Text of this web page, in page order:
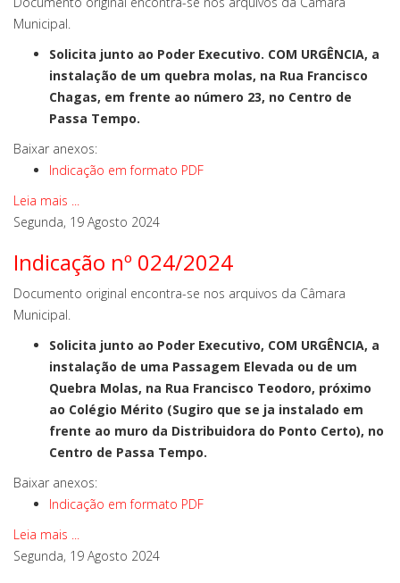
Municipal.
Solicita junto ao Poder Executivo. COM URGÊNCIA, a
instalação de um quebra molas, na Rua Francisco
Chagas, em frente ao número 23, no Centro de
Passa Tempo.
Baixar anexos:
Indicação em formato PDF
Leia mais ...
Segunda, 19 Agosto 2024
Indicação nº 024/2024
Documento original encontra-se nos arquivos da Câmara
Municipal.
Solicita junto ao Poder Executivo, COM URGÊNCIA, a
instalação de uma Passagem Elevada ou de um
Quebra Molas, na Rua Francisco Teodoro, próximo
ao Colégio Mérito (Sugiro que se ja instalado em
frente ao muro da Distribuidora do Ponto Certo), no
Centro de Passa Tempo.
Baixar anexos:
Indicação em formato PDF
Leia mais ...
Segunda, 19 Agosto 2024